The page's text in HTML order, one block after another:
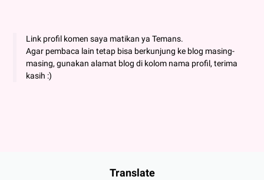
Link profil komen saya matikan ya Temans.
Agar pembaca lain tetap bisa berkunjung ke blog masing-
masing, gunakan alamat blog di kolom nama profil, terima
kasih :)
Translate